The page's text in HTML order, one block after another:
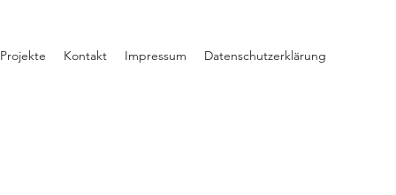
Projekte Kontakt Impressum Datenschutzerklärung